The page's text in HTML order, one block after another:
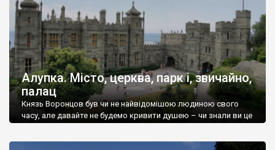
Алупка. Місто, церква, парк і, звичайно,
палац
Князь Воронцов був чи не найвідомішою людиною свого
часу, але давайте не будемо кривити душею – чи знали ви це